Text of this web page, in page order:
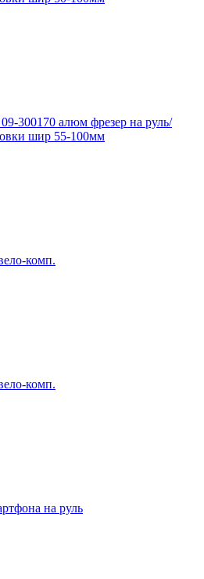
300170 алюм фрезер на руль/
шир 55-100мм
комп.
комп.
на руль